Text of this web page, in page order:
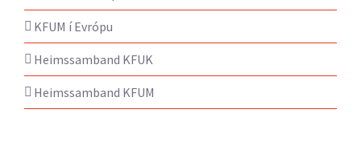
KFUM í Evrópu
Heimssamband KFUK
Heimssamband KFUM